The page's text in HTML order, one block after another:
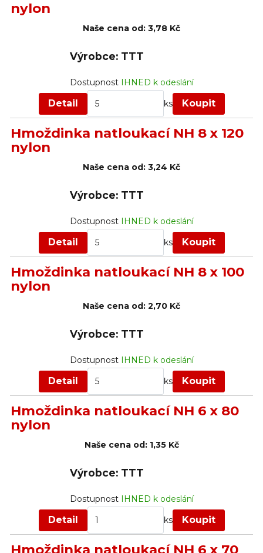
nylon
Naše cena od: 3,78 Kč
Výrobce: TTT
DostupnostIHNED k odeslání
Detail ks Koupit
Hmoždinka natloukací NH 8 x 120
nylon
Naše cena od: 3,24 Kč
Výrobce: TTT
DostupnostIHNED k odeslání
Detail ks Koupit
Hmoždinka natloukací NH 8 x 100
nylon
Naše cena od: 2,70 Kč
Výrobce: TTT
DostupnostIHNED k odeslání
Detail ks Koupit
Hmoždinka natloukací NH 6 x 80
nylon
Naše cena od:1,35 Kč
Výrobce: TTT
DostupnostIHNED k odeslání
Detail ks Koupit